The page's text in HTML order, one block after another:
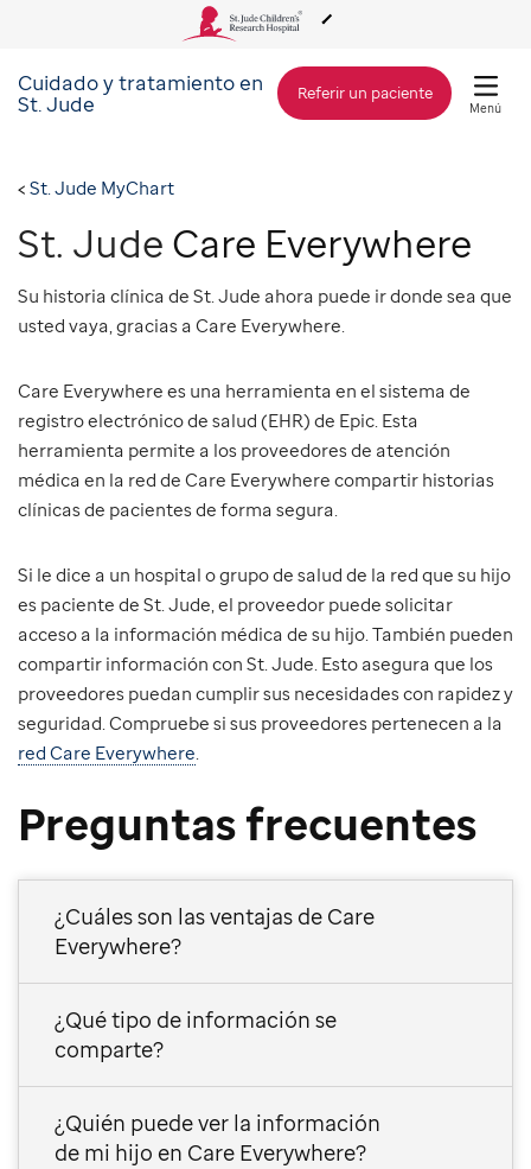
Acerca de St. Jude
Investigación
Alcance Global
Cómo involucrarse
Cómo donar
Cuidado y tratamiento en
St. Jude Referir un paciente
Menú
St. Jude MyChart
St. Jude Care Everywhere
Su historia clínica de St. Jude ahora puede ir donde sea que
usted vaya, gracias a Care Everywhere.
Care Everywhere es una herramienta en el sistema de
registro electrónico de salud (EHR) de Epic. Esta
herramienta permite a los proveedores de atención
médica en la red de Care Everywhere compartir historias
clínicas de pacientes de forma segura.
Si le dice a un hospital o grupo de salud de la red que su hijo
es paciente de St. Jude, el proveedor puede solicitar
acceso a la información médica de su hijo. También pueden
compartir información con St. Jude. Esto asegura que los
proveedores puedan cumplir sus necesidades con rapidez y
seguridad. Compruebe si sus proveedores pertenecen a la
red Care Everywhere.
Preguntas frecuentes
¿Cuáles son las ventajas de Care
Everywhere?
¿Qué tipo de información se
comparte?
¿Quién puede ver la información
de mi hijo en Care Everywhere?